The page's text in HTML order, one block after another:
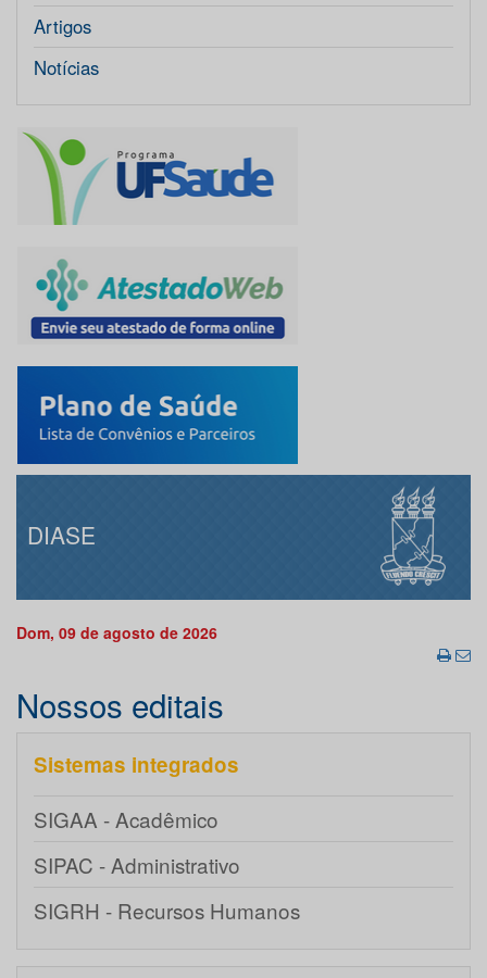
Artigos
Notícias
DIASE
Dom, 09 de agosto de 2026
Nossos editais
Sistemas integrados
SIGAA - Acadêmico
SIPAC - Administrativo
SIGRH - Recursos Humanos